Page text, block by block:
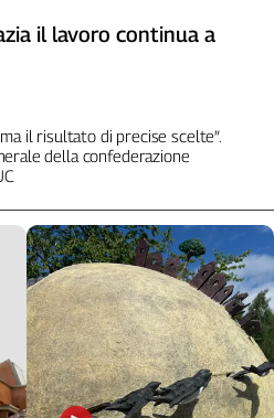
il lavoro continua a
il risultato di precise scelte”.
della confederazione